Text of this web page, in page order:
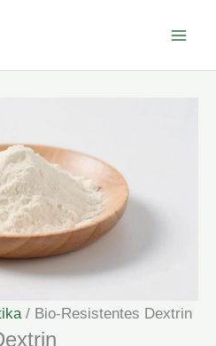
/ Bio-Resistentes Dextrin